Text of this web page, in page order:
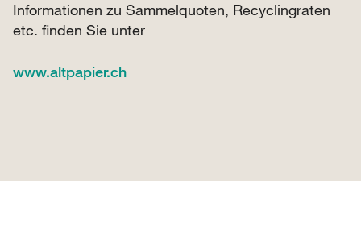
Informationen zu Sammelquoten, Recyclingraten
etc. finden Sie unter
www.altpapier.ch